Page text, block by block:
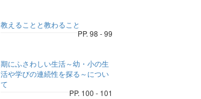
教えることと教わること
PP. 98 - 99
期にふさわしい生活～幼・小の生
活や学びの連続性を探る～につい
て
PP. 100 - 101